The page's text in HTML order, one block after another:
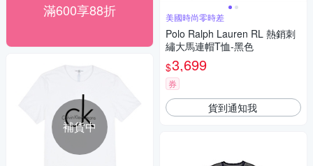
滿600享88折
補貨中
美國時尚零時差
Polo Ralph Lauren RL 熱銷刺
繡大馬連帽T恤-黑色
$3,699
券
貨到通知我